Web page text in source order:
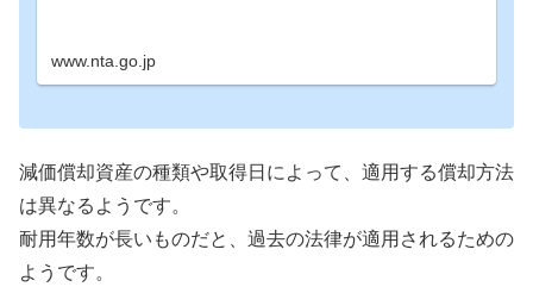
www.nta.go.jp
減価償却資産の種類や取得日によって、適用する償却方法
は異なるようです。
耐用年数が長いものだと、過去の法律が適用されるための
ようです。